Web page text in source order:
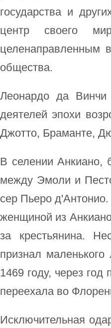
государства и
центр своего
целенаправленным
общества.
Леонардо да Винчи
деятелей эпохи
Джотто, Браманте,
В селении Анкиано,
между Эмоли и
сер Пьеро
женщиной из
за крестьянина.
признал
1469 году, через
переехала во
Исключительная